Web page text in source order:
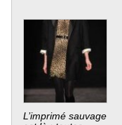
L’imprimé sauvage